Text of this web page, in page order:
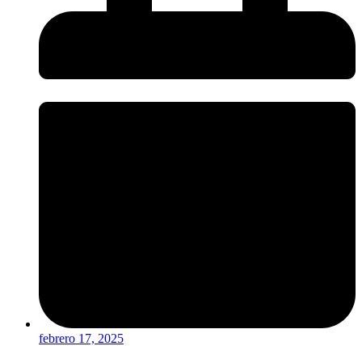
febrero 17, 2025